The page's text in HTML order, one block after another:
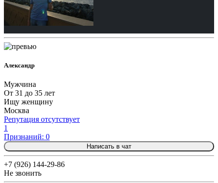
Александр
Мужчина
От 31 до 35 лет
Ищу женщину
Москва
Репутация отсутствует
1
Признаний: 0
Написать в чат
+7 (926) 144-29-86
Не звонить